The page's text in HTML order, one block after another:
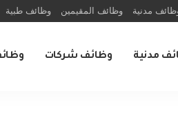
مدنية وظائف المقيمين وظائف طبية
مدنية وظائف شركات